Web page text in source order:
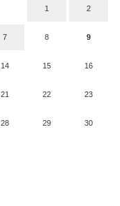
1 2
7 8 9
14 15 16
21 22 23
28 29 30